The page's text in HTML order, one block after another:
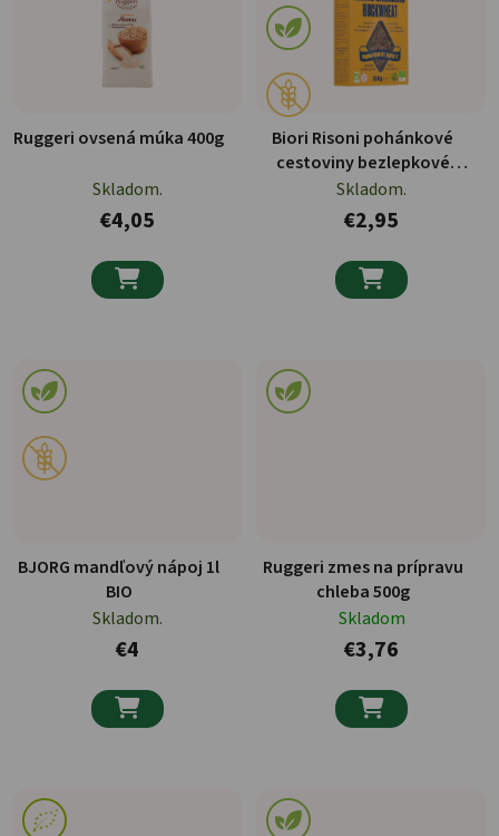
Ruggeri ovsená múka 400g
Skladom.
€4,05

Biori Risoni pohánkové
cestoviny bezlepkové
250g
Skladom.
€2,95

BJORG mandľový nápoj 1l
BIO
Skladom.
€4

Ruggeri zmes na prípravu
chleba 500g
Skladom
€3,76
